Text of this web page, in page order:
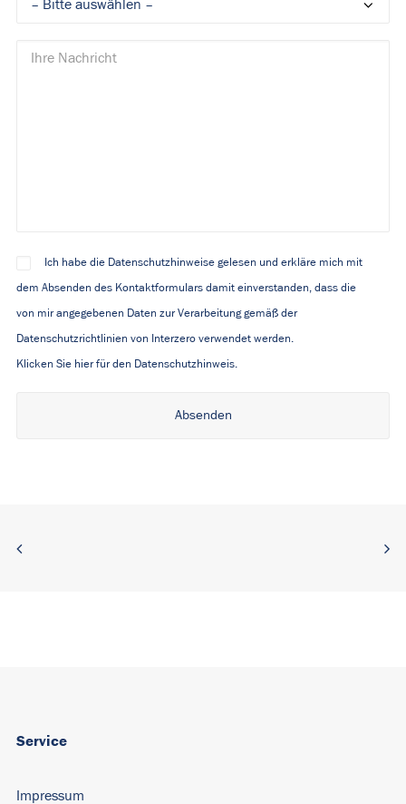
Ich habe die Datenschutzhinweise gelesen und erkläre mich mit
dem Absenden des Kontaktformulars damit einverstanden, dass die
von mir angegebenen Daten zur Verarbeitung gemäß der
Datenschutzrichtlinien von Interzero verwendet werden.
Klicken Sie hier für den Datenschutzhinweis.
Service
Impressum